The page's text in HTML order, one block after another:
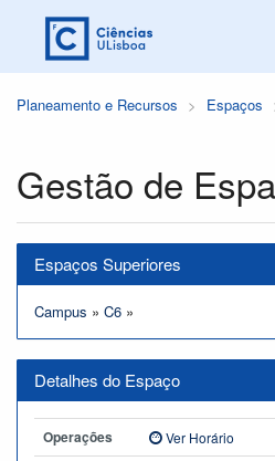
Planeamento e Recursos Espaços
Gestão de
Espaços Superiores
Campus » C6 »
Detalhes do Espaço
Operações Ver Horário